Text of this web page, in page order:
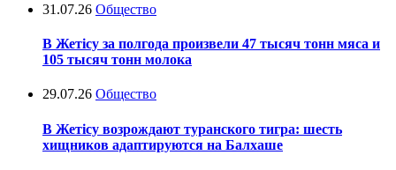
31.07.26 Общество
В Жетісу за полгода произвели 47 тысяч тонн мяса и
105 тысяч тонн молока
29.07.26 Общество
В Жетісу возрождают туранского тигра: шесть
хищников адаптируются на Балхаше